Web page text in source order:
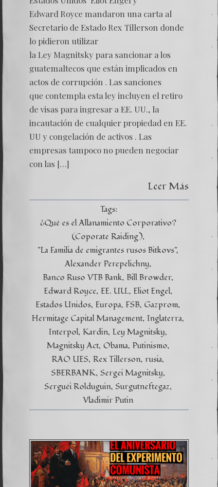
Edward Royce mandaron una carta al
Secretario de Estado Rex Tillerson donde
lo pidieron utilizar
la Ley Magnitsky para sancionar a los
guatemaltecos que están implicados en
actos de corrupción . Las sanciones
que contempla esta ley incluyen el retiro
de visas para ingresar a EE. UU., la
incautación de cualquier propiedad en EE.
UU y congelación de activos . Las
empresas tampoco no pueden negociar
con las […]
Leer Más
Tags:
¿Qué es el Allanamiento Corporativo?
(Coporate Raiding)
"La Familia de emigrantes rusos Bitkovs"
Alexander Perepelichny
Banco Ruso VTB Bank Bill Browder
Edward Royce EE. UU. Eliot Engel
Estados Unidos Europa FSB Gazprom
Hermitage Capital Management Inglaterra
Interpol Kardin Ley Magnitsky
Magnitsky Act Obama Putinismo
RAO UES Rex Tillerson rusia
SBERBANK Sergei Magnitsky
Serguéi Rolduguin Surgutneftegaz
Vladimir Putin